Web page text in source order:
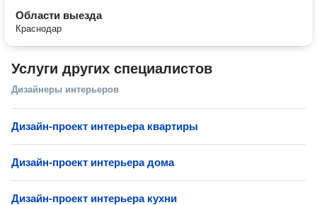
Области выезда
Краснодар
Услуги других специалистов
Дизайнеры интерьеров
Дизайн-проект интерьера квартиры
Дизайн-проект интерьера дома
Дизайн-проект интерьера кухни